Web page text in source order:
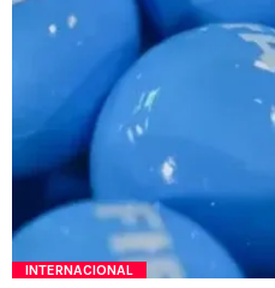
INTERNACIONAL